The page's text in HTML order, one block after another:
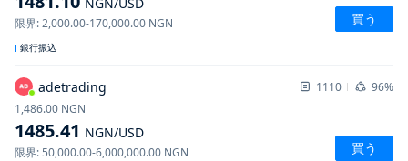
限界:2,000.00-170,000.00 NGN 買う
銀行振込
adetrading 1110 96%
1485.41 NGN/USD
1,486.00 NGN
限界:50,000.00-6,000,000.00 NGN 買う